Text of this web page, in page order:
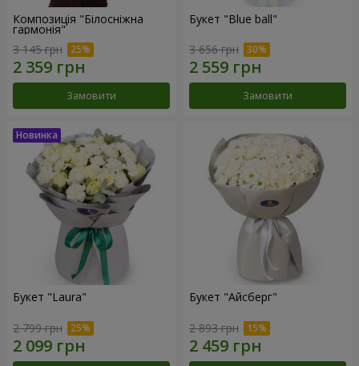
Композиція "Білосніжна
гармонія"
3 145 грн
Замовити
Букет "Blue ball"
3 656 грн
Замовити
Букет "Laura"
2 799 грн
Букет "Айсберг"
2 893 грн